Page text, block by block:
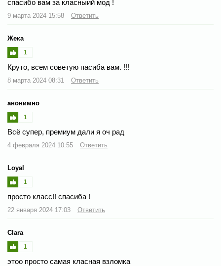
спасибо вам за класныий мод !
9 марта 2024 15:58 Ответить
Жека
1
Круто, всем советую пасиба вам. !!!
8 марта 2024 08:31 Ответить
анонимно
1
Всё супер, премиум дали я оч рад
4 февраля 2024 10:55 Ответить
Loyal
1
просто класс!! спасиба !
22 января 2024 17:03 Ответить
Clara
1
этоо просто самая класная взломка